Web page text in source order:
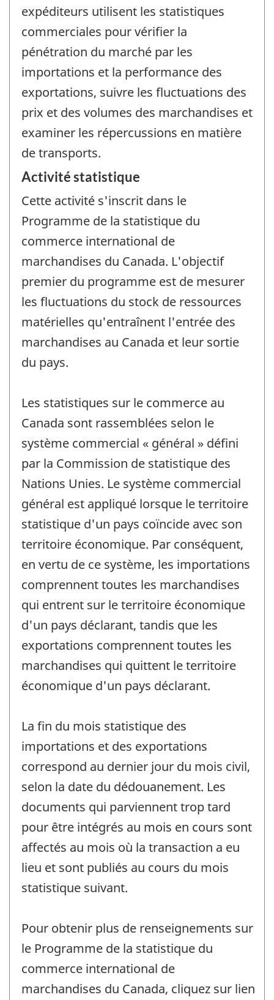
expéditeurs utilisent les statistiques
commerciales pour vérifier la
pénétration du marché par les
importations et la performance des
exportations, suivre les fluctuations des
prix et des volumes des marchandises et
examiner les répercussions en matière
de transports.
Activité statistique
Cette activité s'inscrit dans le
Programme de la statistique du
commerce international de
marchandises du Canada. L'objectif
premier du programme est de mesurer
les fluctuations du stock de ressources
matérielles qu'entraînent l'entrée des
marchandises au Canada et leur sortie
du pays.
Les statistiques sur le commerce au
Canada sont rassemblées selon le
système commercial « général » défini
par la Commission de statistique des
Nations Unies. Le système commercial
général est appliqué lorsque le territoire
statistique d'un pays coïncide avec son
territoire économique. Par conséquent,
en vertu de ce système, les importations
comprennent toutes les marchandises
qui entrent sur le territoire économique
d'un pays déclarant, tandis que les
exportations comprennent toutes les
marchandises qui quittent le territoire
économique d'un pays déclarant.
La fin du mois statistique des
importations et des exportations
correspond au dernier jour du mois civil,
selon la date du dédouanement. Les
documents qui parviennent trop tard
pour être intégrés au mois en cours sont
affectés au mois où la transaction a eu
lieu et sont publiés au cours du mois
statistique suivant.
Pour obtenir plus de renseignements sur
le Programme de la statistique du
commerce international de
marchandises du Canada, cliquez sur lien